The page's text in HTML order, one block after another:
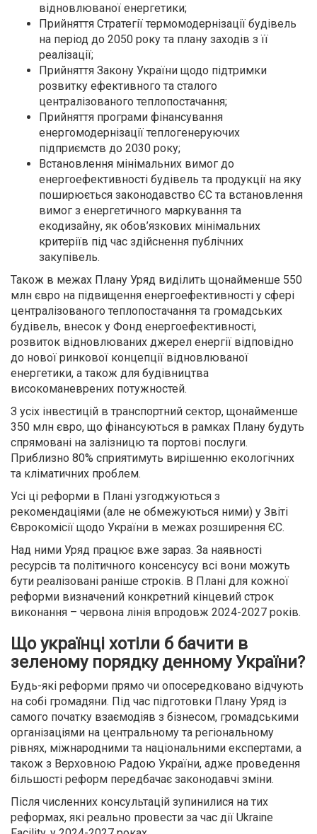
відновлюваної енергетики;
Прийняття Стратегії термомодернізації будівель
на період до 2050 року та плану заходів з її
реалізації;
Прийняття Закону України щодо підтримки
розвитку ефективного та сталого
централізованого теплопостачання;
Прийняття програми фінансування
енергомодернізації теплогенеруючих
підприємств до 2030 року;
Встановлення мінімальних вимог до
енергоефективності будівель та продукції на яку
поширюється законодавство ЄС та встановлення
вимог з енергетичного маркування та
екодизайну, як обов’язкових мінімальних
критеріїв під час здійснення публічних
закупівель.
Також в межах Плану Уряд виділить щонайменше 550
млн євро на підвищення енергоефективності у сфері
централізованого теплопостачання та громадських
будівель, внесок у Фонд енергоефективності,
розвиток відновлюваних джерел енергії відповідно
до нової ринкової концепції відновлюваної
енергетики, а також для будівництва
високоманеврених потужностей.
З усіх інвестицій в транспортний сектор, щонайменше
350 млн євро, що фінансуються в рамках Плану будуть
спрямовані на залізницю та портові послуги.
Приблизно 80% сприятимуть вирішенню екологічних
та кліматичних проблем.
Усі ці реформи в Плані узгоджуються з
рекомендаціями (але не обмежуються ними) у Звіті
Єврокомісії щодо України в межах розширення ЄС.
Над ними Уряд працює вже зараз. За наявності
ресурсів та політичного консенсусу всі вони можуть
бути реалізовані раніше строків. В Плані для кожної
реформи визначений конкретний кінцевий строк
виконання – червона лінія впродовж 2024-2027 років.
Що українці хотіли б бачити в
зеленому порядку денному України?
Будь-які реформи прямо чи опосередковано відчують
на собі громадяни. Під час підготовки Плану Уряд із
самого початку взаємодіяв з бізнесом, громадськими
організаціями на центральному та регіональному
рівнях, міжнародними та національними експертами, а
також з Верховною Радою України, адже проведення
більшості реформ передбачає законодавчі зміни.
Після численних консультацій зупинилися на тих
реформах, які реально провести за час дії Ukraine